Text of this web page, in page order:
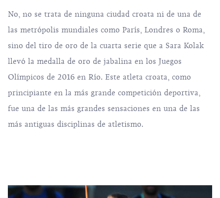
No, no se trata de ninguna ciudad croata ni de una de
las metrópolis mundiales como París, Londres o Roma,
sino del tiro de oro de la cuarta serie que a Sara Kolak
llevó la medalla de oro de jabalina en los Juegos
Olímpicos de 2016 en Río. Este atleta croata, como
principiante en la más grande competición deportiva,
fue una de las más grandes sensaciones en una de las
más antiguas disciplinas de atletismo.